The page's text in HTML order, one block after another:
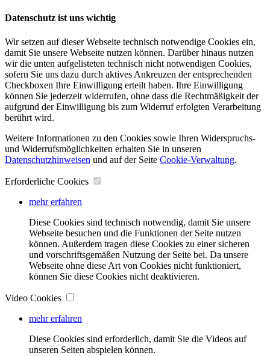
Datenschutz ist uns wichtig
Wir setzen auf dieser Webseite technisch notwendige Cookies ein,
damit Sie unsere Webseite nutzen können. Darüber hinaus nutzen
wir die unten aufgelisteten technisch nicht notwendigen Cookies,
sofern Sie uns dazu durch aktives Ankreuzen der entsprechenden
Checkboxen Ihre Einwilligung erteilt haben. Ihre Einwilligung
können Sie jederzeit widerrufen, ohne dass die Rechtmäßigkeit der
aufgrund der Einwilligung bis zum Widerruf erfolgten Verarbeitung
berührt wird.
Weitere Informationen zu den Cookies sowie Ihren Widerspruchs-
und Widerrufsmöglichkeiten erhalten Sie in unseren
Datenschutzhinweisen und auf der Seite Cookie-Verwaltung​.
Erforderliche Cookies
mehr erfahren
Diese Cookies sind technisch notwendig, damit Sie unsere
Webseite besuchen und die Funktionen der Seite nutzen
können. Außerdem tragen diese Cookies zu einer sicheren
und vorschriftsgemäßen Nutzung der Seite bei. Da unsere
Webseite ohne diese Art von Cookies nicht funktioniert,
können Sie diese Cookies nicht deaktivieren.
Video Cookies
mehr erfahren
Diese Cookies sind erforderlich, damit Sie die Videos auf
unseren Seiten abspielen können.